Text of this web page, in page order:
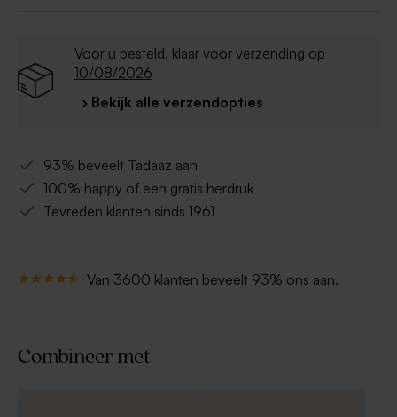
Voor u besteld, klaar voor verzending op
10/08/2026
› Bekijk alle verzendopties
93% beveelt Tadaaz aan
100% happy of een gratis herdruk
Tevreden klanten sinds 1961
Van 3600 klanten beveelt 93% ons aan.
Combineer met